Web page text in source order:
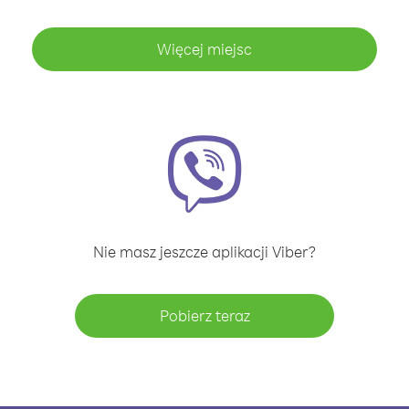
Więcej miejsc
Nie masz jeszcze aplikacji Viber?
Pobierz teraz